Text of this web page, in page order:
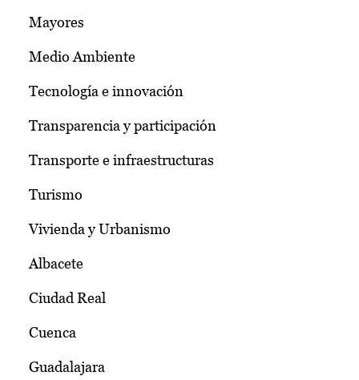
Mayores
Medio Ambiente
Tecnología e innovación
Transparencia y participación
Transporte e infraestructuras
Turismo
Vivienda y Urbanismo
Albacete
Ciudad Real
Cuenca
Guadalajara